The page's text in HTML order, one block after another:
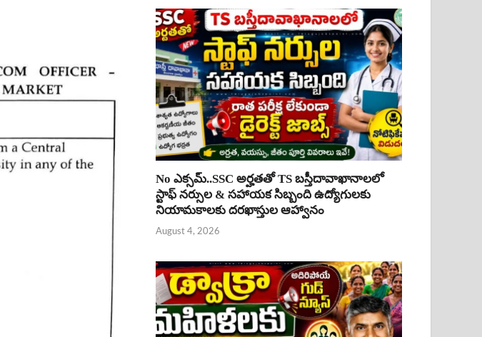
No ఎక్సమ్..SSC అర్హతతో TS బస్తీదావాఖానాలలో
స్టాఫ్ నర్సుల & సహాయక సిబ్బంది ఉద్యోగులకు
నియామకాలకు దరఖాస్తుల ఆహ్వానం
August 4, 2026